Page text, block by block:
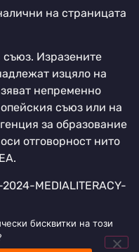
на страницата
Изразените
изцяло на
непременно
съюз или на
за образование
отговорност нито
MEDIALITERACY-
бисквитки на този